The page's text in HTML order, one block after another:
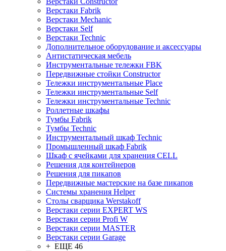
Верстаки Fabrik
Верстаки Mechanic
Верстаки Self
Верстаки Technic
Дополнительное оборудование и аксессуары
Антистатическая мебель
Инструментальные тележки FBK
Передвижные стойки Constructor
Тележки инструментальные Place
Тележки инструментальные Self
Тележки инструментальные Technic
Роллетные шкафы
Тумбы Fabrik
Тумбы Technic
Инструментальный шкаф Technic
Промышленный шкаф Fabrik
Шкаф с ячейками для хранения CELL
Решения для контейнеров
Решения для пикапов
Передвижные мастерские на базе пикапов
Системы хранения Helper
Столы сварщика Werstakoff
Верстаки серии EXPERT WS
Верстаки серии Profi W
Верстаки серии MASTER
Верстаки серии Garage
+ ЕЩЕ 46